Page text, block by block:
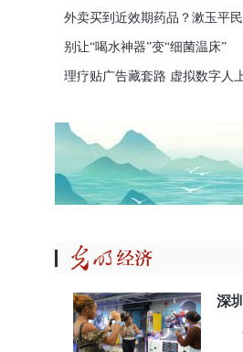
外卖买到近效期药品？漱玉平
别让“喝水神器”变“细菌温床”
理疗贴广告藏套路 虚拟数字人
深